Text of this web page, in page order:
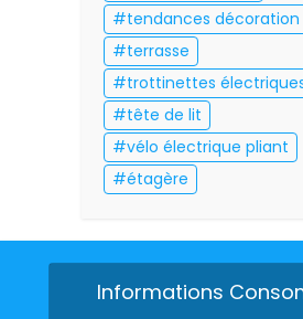
tendances décoration
terrasse
trottinettes
tête de lit
vélo électrique pliant
étagère
Informations